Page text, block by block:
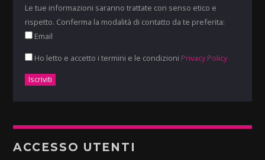
Le tue informazioni saranno trattate con senso etico e
rispetto. Conferma la modalità di contatto da te preferita:
Email
Ho letto e accetto i termini e le condizioni Privacy Policy
ACCESSO UTENTI